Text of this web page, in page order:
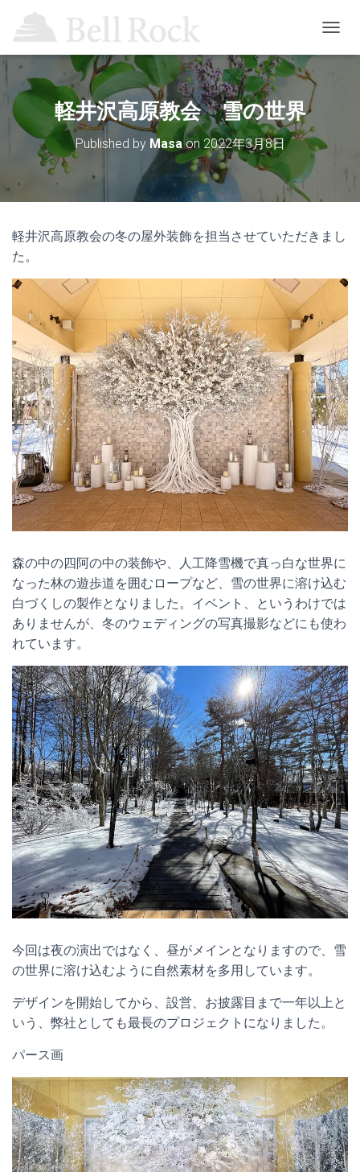
O
I
軽井沢高原教会 雪の世界
Published by Masaon 2022年3月8日
軽井沢高原教会の冬の屋外装飾を担当させていただきまし
た。
森の中の四阿の中の装飾や、人工降雪機で真っ白な世界に
なった林の遊歩道を囲むロープなど、雪の世界に溶け込む
白づくしの製作となりました。イベント、というわけでは
ありませんが、冬のウェディングの写真撮影などにも使わ
れています。
今回は夜の演出ではなく、昼がメインとなりますので、雪
の世界に溶け込むように自然素材を多用しています。
デザインを開始してから、設営、お披露目まで一年以上と
いう、弊社としても最長のプロジェクトになりました。
パース画